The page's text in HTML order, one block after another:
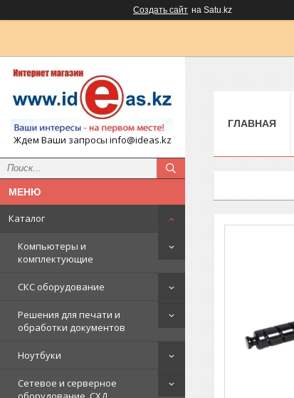
Создать сайт на Satu.kz
Ждем Ваши запросы info@ideas.kz
Каталог
Компьютеры и
комплектующие
СКС оборудование
Решения для печати и
обработки документов
Ноутбуки
Сетевое и серверное
ГЛАВНАЯ